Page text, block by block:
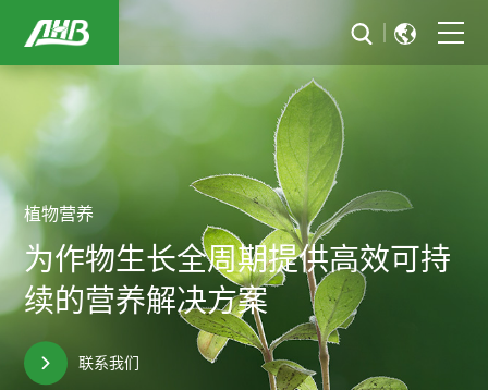
可持续发展
行业解决方案
新闻与活动
投资者关系
植物营养
为作物生长全周期提供高效可持
续的营养解决方案
联系我们